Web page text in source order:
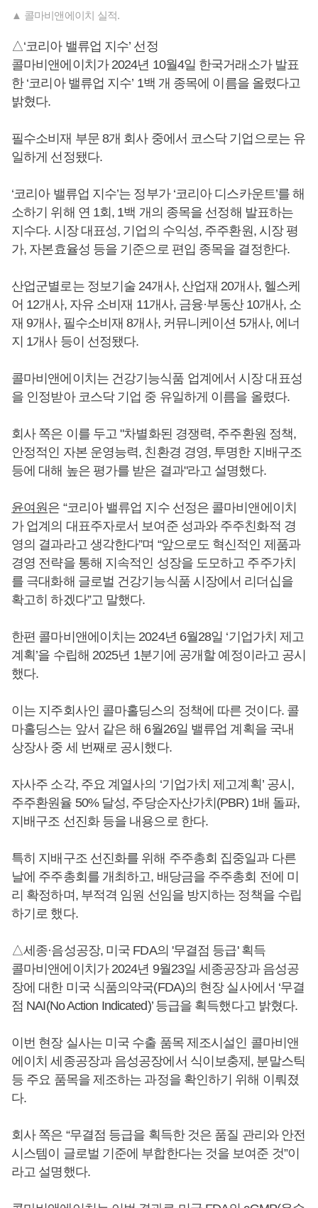
▲ 콜마비앤에이치 실적.
△‘코리아 밸류업 지수’ 선정
콜마비앤에이치가 2024년 10월4일 한국거래소가 발표
한 ‘코리아 밸류업 지수’ 1백 개 종목에 이름을 올렸다고
밝혔다.
필수소비재 부문 8개 회사 중에서 코스닥 기업으로는 유
일하게 선정됐다.
‘코리아 밸류업 지수’는 정부가 ‘코리아 디스카운트’를 해
소하기 위해 연 1회, 1백 개의 종목을 선정해 발표하는
지수다. 시장 대표성, 기업의 수익성, 주주환원, 시장 평
가, 자본효율성 등을 기준으로 편입 종목을 결정한다.
산업군별로는 정보기술 24개사, 산업재 20개사, 헬스케
어 12개사, 자유 소비재 11개사, 금융·부동산 10개사, 소
재 9개사, 필수소비재 8개사, 커뮤니케이션 5개사, 에너
지 1개사 등이 선정됐다.
콜마비앤에이치는 건강기능식품 업계에서 시장 대표성
을 인정받아 코스닥 기업 중 유일하게 이름을 올렸다.
회사 쪽은 이를 두고 "차별화된 경쟁력, 주주환원 정책,
안정적인 자본 운영능력, 친환경 경영, 투명한 지배구조
등에 대해 높은 평가를 받은 결과"라고 설명했다.
윤여원은 “코리아 밸류업 지수 선정은 콜마비앤에이치
가 업계의 대표주자로서 보여준 성과와 주주친화적 경
영의 결과라고 생각한다”며 “앞으로도 혁신적인 제품과
경영 전략을 통해 지속적인 성장을 도모하고 주주가치
를 극대화해 글로벌 건강기능식품 시장에서 리더십을
확고히 하겠다”고 말했다.
한편 콜마비앤에이치는 2024년 6월28일 ‘기업가치 제고
계획’을 수립해 2025년 1분기에 공개할 예정이라고 공시
했다.
이는 지주회사인 콜마홀딩스의 정책에 따른 것이다. 콜
마홀딩스는 앞서 같은 해 6월26일 밸류업 계획을 국내
상장사 중 세 번째로 공시했다.
자사주 소각, 주요 계열사의 ‘기업가치 제고계획’ 공시,
주주환원율 50% 달성, 주당순자산가치(PBR) 1배 돌파,
지배구조 선진화 등을 내용으로 한다.
특히 지배구조 선진화를 위해 주주총회 집중일과 다른
날에 주주총회를 개최하고, 배당금을 주주총회 전에 미
리 확정하며, 부적격 임원 선임을 방지하는 정책을 수립
하기로 했다.
△세종·음성공장, 미국 FDA의 '무결점 등급' 획득
콜마비앤에이치가 2024년 9월23일 세종공장과 음성공
장에 대한 미국 식품의약국(FDA)의 현장 실사에서 ‘무결
점 NAI(No Action Indicated)’ 등급을 획득했다고 밝혔다.
이번 현장 실사는 미국 수출 품목 제조시설인 콜마비앤
에이치 세종공장과 음성공장에서 식이보충제, 분말스틱
등 주요 품목을 제조하는 과정을 확인하기 위해 이뤄졌
다.
회사 쪽은 “무결점 등급을 획득한 것은 품질 관리와 안전
시스템이 글로벌 기준에 부합한다는 것을 보여준 것”이
라고 설명했다.